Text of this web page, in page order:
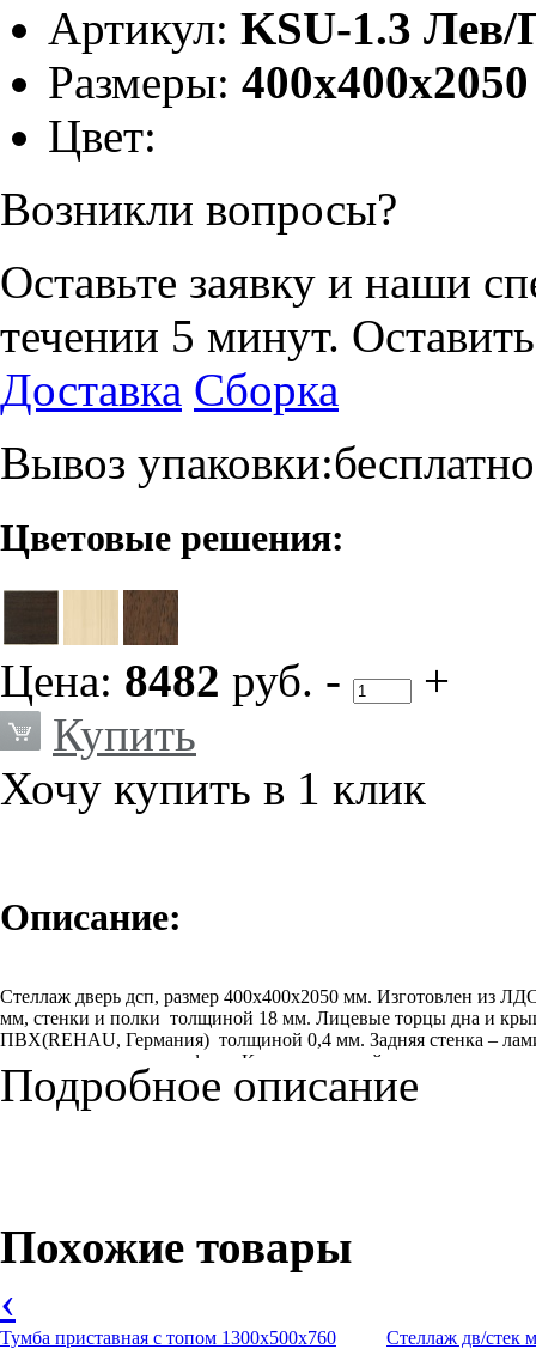
Артикул: KSU-1.3
Размеры: 400х400х2050
Цвет:
Возникли вопросы?
Оставьте заявку и наши
течении 5 минут.
Доставка Сборка
Вывоз упаковки:бесплатно
Цветовые решения:
Цена: 8482 руб. -
+
Купить
Хочу купить в 1 клик
Описание:
Стеллаж дверь дсп, размер 400х400х2050 мм. Изготовлен
мм, стенки и полки толщиной 18 мм. Лицевые торцы дна и
ПВХ(REHAU, Германия) толщиной 0,4 мм. Задняя стенка –
и соединительного профиля. Крепеж скрытый –
с возможностью регулировки по высоте. Стеллаж
Подробное описание
Похожие товары
‹
Тумба приставная с топом 1300х500х760 Стеллаж дв/стек